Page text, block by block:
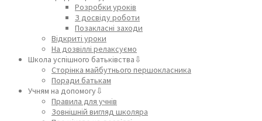
Розробки уроків
З досвіду роботи
Позакласні заходи
Відкриті уроки
На дозвіллі релаксуємо
Школа успішного батьківства⇩
Сторінка майбутнього першокласника
Поради батькам
Учням на допомогу⇩
Правила для учнів
Зовнішній вигляд школяра